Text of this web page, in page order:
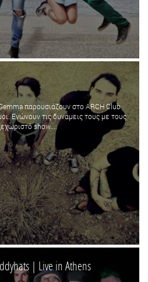
παρουσιάζουν στο ARCH Club
Ενώνουν τις δυνάμεις τους με τους
show....
| Live in Athens